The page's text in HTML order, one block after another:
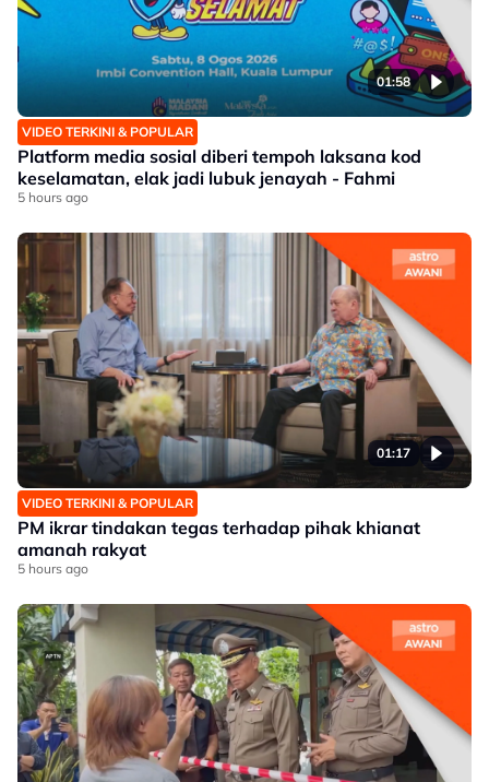
01:58
VIDEO TERKINI & POPULAR
Platform media sosial diberi tempoh laksana kod
keselamatan, elak jadi lubuk jenayah - Fahmi
5 hours ago
01:17
VIDEO TERKINI & POPULAR
PM ikrar tindakan tegas terhadap pihak khianat
amanah rakyat
5 hours ago